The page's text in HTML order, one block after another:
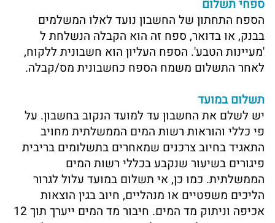
ספחי תשלום
הספח התחתון של החשבון נועד לאלו המשלמים
בבנק, או בדואר, ספח זה הוא הקבלה הנשלחת ל
'מעיינות הטבע'. הספח העליון הוא חשבונית ללקוח,
לאחר התשלום משמח הספח כחשבונית מס/קבלה.
תשלום במועד
יש לשלם את החשבון עד למועד הנקוב בחשבון. על
פי כללי והוראות רשות המים הממשלתית מחויב
התאגיד בחיוב צרכנים שמאחרים בתשלומים בריבית
פיגורים בשיעור שנקבע בכללי רשות המים
הממשלתית. כמו כן, אי תשלום במועד עלול לגרור
הליכים משפטיים או מנהליים, חיוב בגין הוצאות
אכיפה וניתוק מד המים. חיבור מד המים ייערך תוך 12